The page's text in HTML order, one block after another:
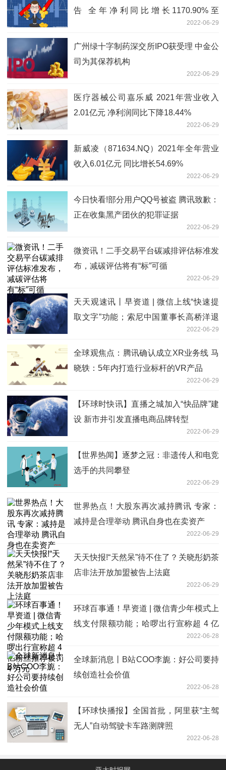
告 全年净利同比增长1170.90%至
2022-06-29
广州绿十字制药深交所IPO获受理 中金公
司为其保荐机构
2022-06-29
医疗器械公司嘉乐威 2021年营业收入
2.01亿元 净利润同比下降18.44%
2022-06-29
新威凌（871634.NQ）2021年全年营业
收入6.01亿元 同比增长54.69%
2022-06-29
今日快看!部分用户QQ号被盗 腾讯致歉：
正在收集黑产团伙的犯罪证据
2022-06-29
微资讯！二手交易平台碳减排评估标准发
布，减碳评估将有“标”可循
2022-06-29
天天观速讯丨早资道 | 微信上线“快速提
取文字”功能；索尼中国董事长高桥洋退
2022-06-29
全球观焦点：腾讯确认成立XR业务线 马
晓轶：5年内打造行业标杆的VR产品
2022-06-29
【环球时快讯】直播之城加入“快品牌”建
设 新市井引发直播电商品牌转型
2022-06-29
【世界热闻】逐梦之冠：非遗传人和电竞
选手的共同攀登
2022-06-29
世界热点！大股东再次减持腾讯 专家：
减持是合理举动 腾讯自身也在卖资产
2022-06-29
天天快报!“天然呆”待不住了？关晓彤奶茶
店非法开放加盟被告上法庭
2022-06-29
环球百事通！早资道 | 微信青少年模式上
线支付限额功能；哈啰出行宣称超 4 亿
2022-06-28
全球新消息丨B站COO李旎：好公司要持
续创造社会价值
2022-06-28
【环球快播报】全国首批，阿里获“主驾
无人”自动驾驶卡车路测牌照
2022-06-28